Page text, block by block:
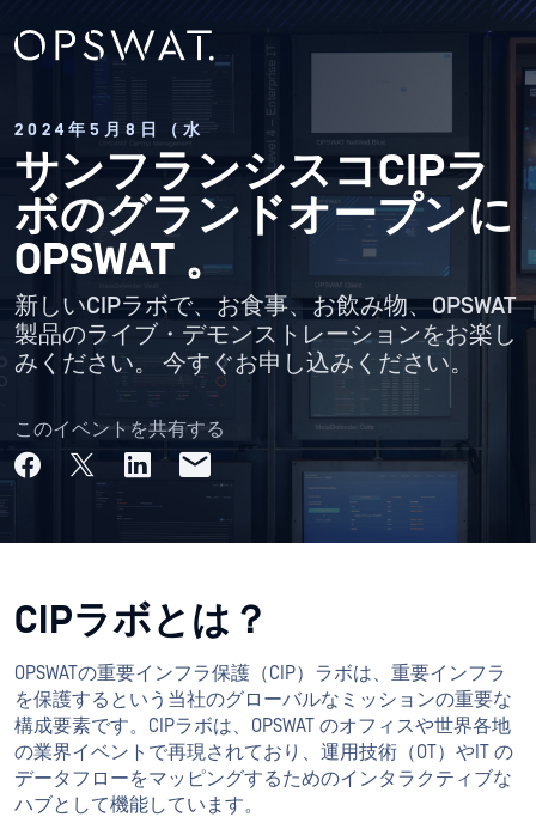
2024年5月8日（水
サンフランシスコCIPラ
ボのグランドオープンに
OPSWAT 。
新しいCIPラボで、お食事、お飲み物、OPSWAT
製品のライブ・デモンストレーションをお楽し
みください。 今すぐお申し込みください。
このイベントを共有する
CIPラボとは？
OPSWATの重要インフラ保護（CIP）ラボは、重要インフラ
を保護するという当社のグローバルなミッションの重要な
構成要素です。CIPラボは、OPSWAT のオフィスや世界各地
の業界イベントで再現されており、運用技術（OT）やIT の
データフローをマッピングするためのインタラクティブな
ハブとして機能しています。